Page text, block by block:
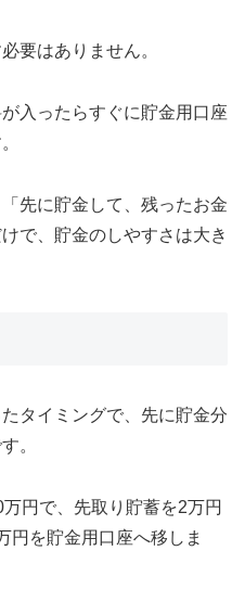
要はありません。
入ったらすぐに貯金用口座
先に貯金して、残ったお金
で、貯金のしやすさは大き
タイミングで、先に貯金分
。
円で、先取り貯蓄を2万円
円を貯金用口座へ移しま